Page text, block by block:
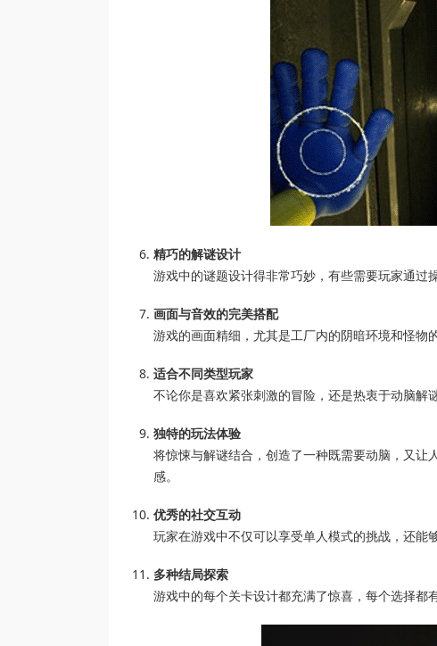
精巧的解谜设计
游戏中的谜题设计得非常巧妙，有些需要玩家通过
画面与音效的完美搭配
游戏的画面精细，尤其是工厂内的阴暗环境和怪物
适合不同类型玩家
不论你是喜欢紧张刺激的冒险，还是热衷于动脑解
独特的玩法体验
将惊悚与解谜结合，创造了一种既需要动脑，又
感。
优秀的社交互动
玩家在游戏中不仅可以享受单人模式的挑战，还能
多种结局探索
游戏中的每个关卡设计都充满了惊喜，每个选择都